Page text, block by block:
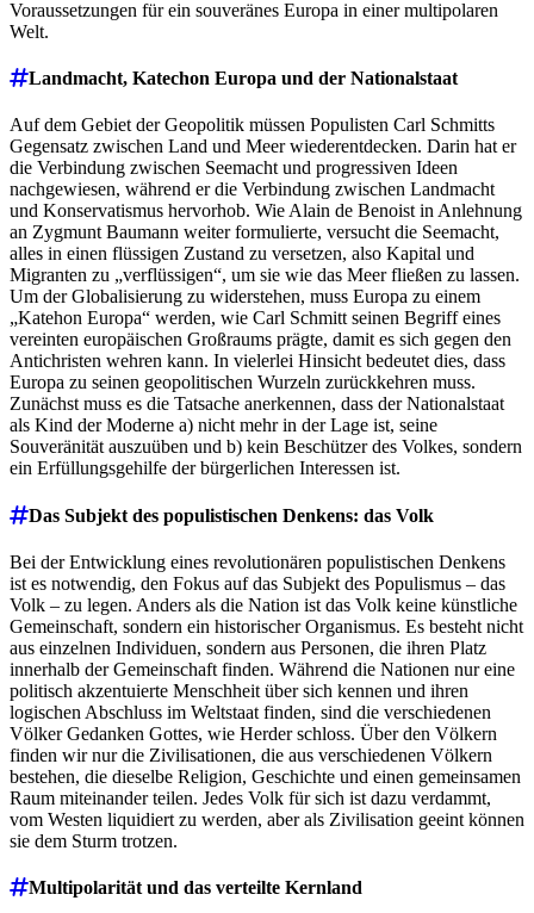
Voraussetzungen für ein souveränes Europa in einer multipolaren
Welt.
Landmacht, Katechon Europa und der Nationalstaat
Auf dem Gebiet der Geopolitik müssen Populisten Carl Schmitts
Gegensatz zwischen Land und Meer wiederentdecken. Darin hat er
die Verbindung zwischen Seemacht und progressiven Ideen
nachgewiesen, während er die Verbindung zwischen Landmacht
und Konservatismus hervorhob. Wie Alain de Benoist in Anlehnung
an Zygmunt Baumann weiter formulierte, versucht die Seemacht,
alles in einen flüssigen Zustand zu versetzen, also Kapital und
Migranten zu „verflüssigen“, um sie wie das Meer fließen zu lassen.
Um der Globalisierung zu widerstehen, muss Europa zu einem
„Katehon Europa“ werden, wie Carl Schmitt seinen Begriff eines
vereinten europäischen Großraums prägte, damit es sich gegen den
Antichristen wehren kann. In vielerlei Hinsicht bedeutet dies, dass
Europa zu seinen geopolitischen Wurzeln zurückkehren muss.
Zunächst muss es die Tatsache anerkennen, dass der Nationalstaat
als Kind der Moderne a) nicht mehr in der Lage ist, seine
Souveränität auszuüben und b) kein Beschützer des Volkes, sondern
ein Erfüllungsgehilfe der bürgerlichen Interessen ist.
Das Subjekt des populistischen Denkens: das Volk
Bei der Entwicklung eines revolutionären populistischen Denkens
ist es notwendig, den Fokus auf das Subjekt des Populismus – das
Volk – zu legen. Anders als die Nation ist das Volk keine künstliche
Gemeinschaft, sondern ein historischer Organismus. Es besteht nicht
aus einzelnen Individuen, sondern aus Personen, die ihren Platz
innerhalb der Gemeinschaft finden. Während die Nationen nur eine
politisch akzentuierte Menschheit über sich kennen und ihren
logischen Abschluss im Weltstaat finden, sind die verschiedenen
Völker Gedanken Gottes, wie Herder schloss. Über den Völkern
finden wir nur die Zivilisationen, die aus verschiedenen Völkern
bestehen, die dieselbe Religion, Geschichte und einen gemeinsamen
Raum miteinander teilen. Jedes Volk für sich ist dazu verdammt,
vom Westen liquidiert zu werden, aber als Zivilisation geeint können
sie dem Sturm trotzen.
Multipolarität und das verteilte Kernland